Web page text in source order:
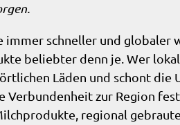
immer schneller und globaler
beliebter denn je. Wer
Läden und schont die
Verbundenheit zur Region fest
regional